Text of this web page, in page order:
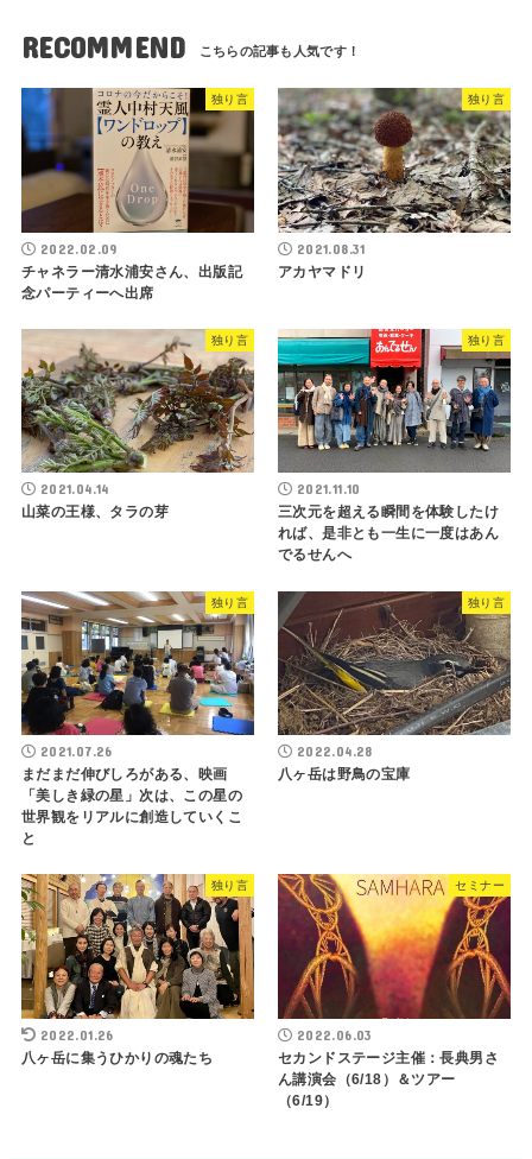
RECOMMEND
独り言
2022.02.09
チャネラー清水浦安さん、出版記
念パーティーへ出席
独り言
2021.08.31
アカヤマドリ
独り言
2021.04.14
山菜の王様、タラの芽
独り言
2021.11.10
三次元を超える瞬間を体験したけ
れば、是非とも一生に一度はあん
でるせんへ
独り言
2021.07.26
まだまだ伸びしろがある、映画
「美しき緑の星」次は、この星の
世界観をリアルに創造していくこ
と
独り言
2022.04.28
八ヶ岳は野鳥の宝庫
独り言
2022.01.26
八ヶ岳に集うひかりの魂たち
セミナー
2022.06.03
セカンドステージ主催：長典男さ
ん講演会（6/18）＆ツアー
（6/19）